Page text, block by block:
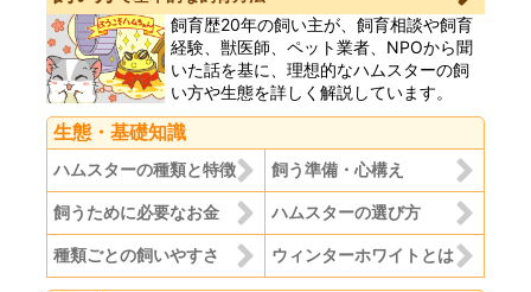
飼育歴20年の飼い主が、飼育相談や飼育
経験、獣医師、ペット業者、NPOから聞
いた話を基に、理想的なハムスターの飼
い方や生態を詳しく解説しています。
生態・基礎知識
ハムスターの種類と特徴 飼う準備・心構え
飼うために必要なお金 ハムスターの選び方
種類ごとの飼いやすさ ウィンターホワイトとは